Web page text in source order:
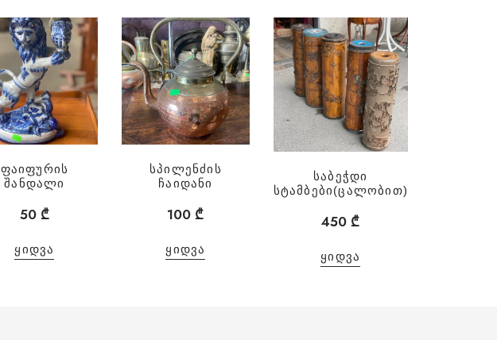
ფაიფურის
შანდალი
50 ₾
ᲧᲘᲓᲕᲐ
სპილენძის
ჩაიდანი
100 ₾
ᲧᲘᲓᲕᲐ
საბეჭდი
სტამბები(ცალობით)
450 ₾
ᲧᲘᲓᲕᲐ